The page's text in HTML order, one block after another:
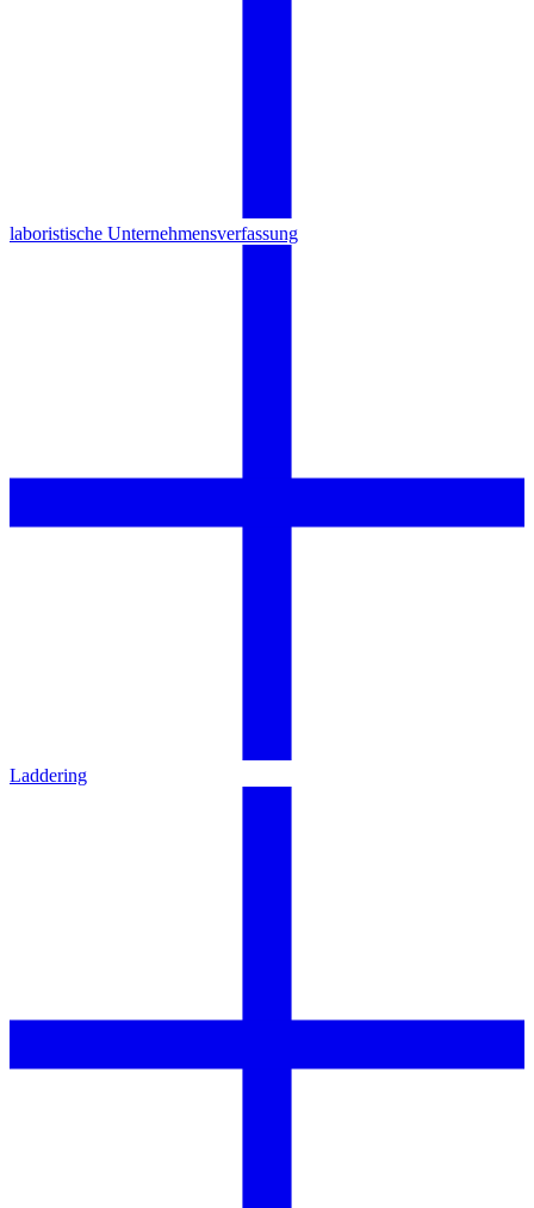
laboristische Unternehmensverfassung
Laddering